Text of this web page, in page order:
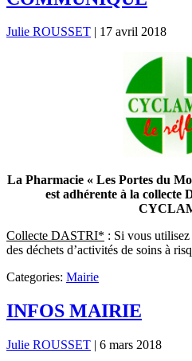
Julie ROUSSET | 17 avril 2018
La Pharmacie « Les Portes du
est adhérente à la collecte
Collecte DASTRI* : Si vous utilisez
des déchets d’activités de soins à
Categories: Mairie
INFOS MAIRIE
Julie ROUSSET | 6 mars 2018